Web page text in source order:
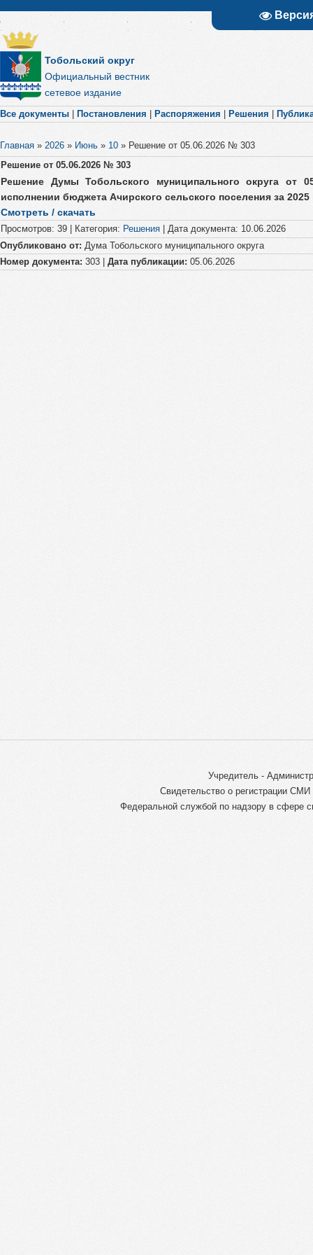
Тобольский округ
Официальный вестник
сетевое издание
Все документы Постановления Распоряжения Решения
Главная » 2026 » Июнь » 10 » Решение от 05.06.2026 № 303
Решение от 05.06.2026 № 303
Решение Думы Тобольского муниципального округа
исполнении бюджета Ачирского сельского поселения за 2025
Смотреть / скачать
Просмотров: 39 Категория: Решения Дата документа: 10.06.2026
Опубликовано от: Дума Тобольского муниципального округа
Номер документа: 303 | Дата публикации: 05.06.2026
Учредитель -
Свидетельство о регистрации
Федеральной службой по надзору в сфере